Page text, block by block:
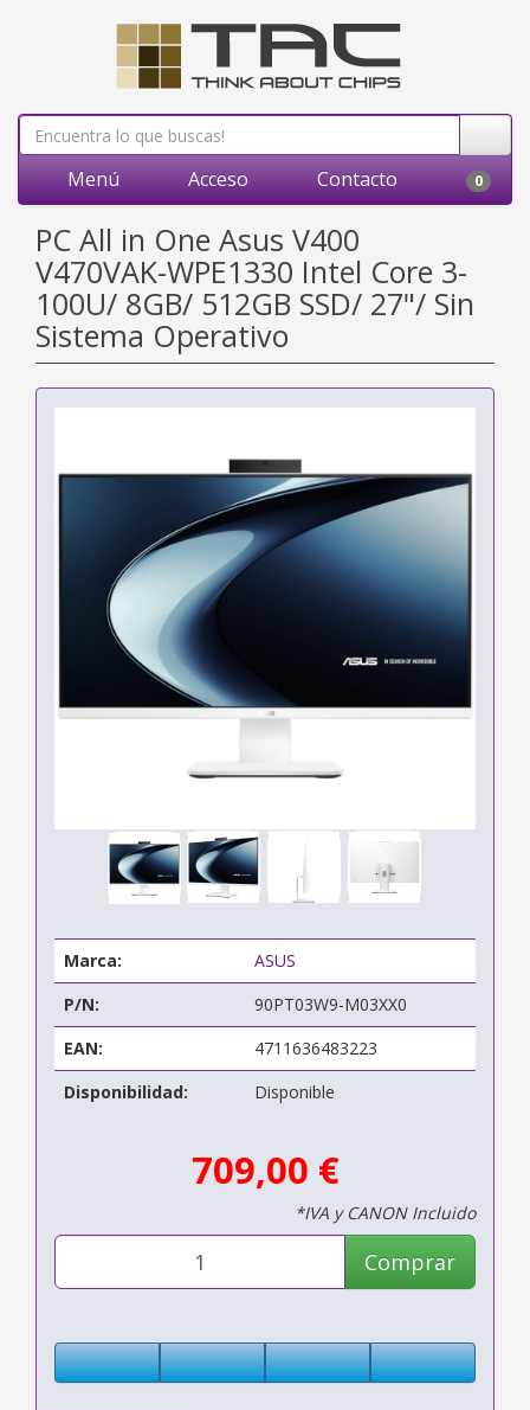
Menú Acceso Contacto 0
PC All in One Asus V400
V470VAK-WPE1330 Intel Core 3-
100U/ 8GB/ 512GB SSD/ 27"/ Sin
Sistema Operativo
Marca:
ASUS
P/N:
90PT03W9-M03XX0
EAN:
4711636483223
Disponibilidad:
Disponible
709,00 €
*IVA y CANON Incluido
Comprar